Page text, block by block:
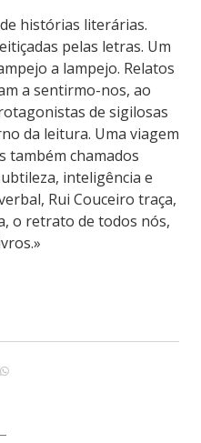
histórias literárias.
pelas letras. Um
a lampejo. Relatos
a sentirmo-nos, ao
de sigilosas
da leitura. Uma viagem
também chamados
inteligência e
Rui Couceiro traça,
o retrato de todos nós,